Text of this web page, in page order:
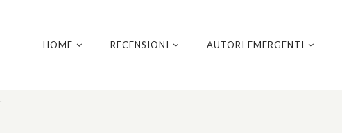
.
HOME RECENSIONI AUTORI EMERGENTI